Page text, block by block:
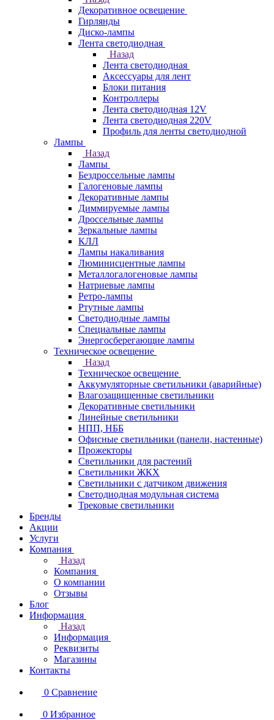
Декоративное освещение
Гирлянды
Диско-лампы
Лента светодиодная
Назад
Лента светодиодная
Аксессуары для лент
Блоки питания
Контроллеры
Лента светодиодная 12V
Лента светодиодная 220V
Профиль для ленты светодиодной
Лампы
Назад
Лампы
Бездроссельные лампы
Галогеновые лампы
Декоративные лампы
Диммируемые лампы
Дроссельные лампы
Зеркальные лампы
КЛЛ
Лампы накаливания
Люминисцентные лампы
Металлогалогеновые лампы
Натриевые лампы
Ретро-лампы
Ртутные лампы
Светодиодные лампы
Специальные лампы
Энергосберегающие лампы
Техническое освещение
Назад
Техническое освещение
Аккумуляторные светильники (аварийные)
Влагозащищенные светильники
Декоративные светильники
Линейные светильники
НПП, НББ
Офисные светильники (панели, настенные)
Прожекторы
Светильники для растений
Светильники ЖКХ
Светильники с датчиком движения
Светодиодная модульная система
Трековые светильники
Бренды
Акции
Услуги
Компания
Назад
Компания
О компании
Отзывы
Блог
Информация
Назад
Информация
Реквизиты
Магазины
Контакты
0 Сравнение
0 Избранное